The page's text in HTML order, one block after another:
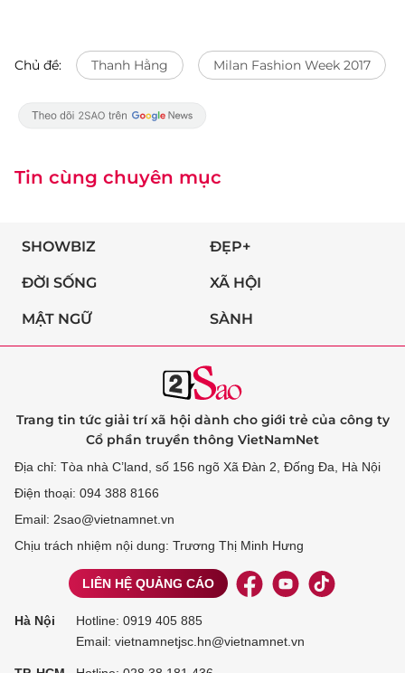
Chủ đề: Thanh Hằng Milan Fashion Week 2017
Tin cùng chuyên mục
SHOWBIZ ĐẸP+
ĐỜI SỐNG XÃ HỘI
MẬT NGỮ SÀNH
Trang tin tức giải trí xã hội dành cho giới trẻ của công ty
Cổ phần truyền thông VietNamNet
Địa chỉ: Tòa nhà C’land, số 156 ngõ Xã Đàn 2, Đống Đa, Hà Nội
Điện thoại: 094 388 8166
Email: 2sao@vietnamnet.vn
Chịu trách nhiệm nội dung: Trương Thị Minh Hưng
LIÊN HỆ QUẢNG CÁO
Hà Nội Hotline: 0919 405 885
Email: vietnamnetjsc.hn@vietnamnet.vn